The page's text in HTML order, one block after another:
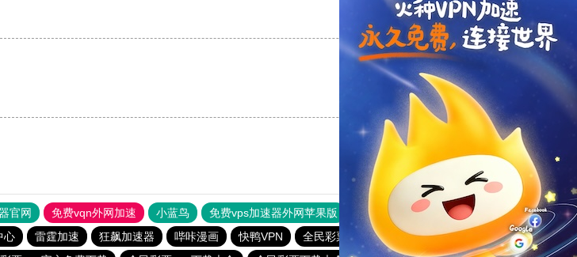
支持 [0] 反对 [0]
支持
官网 免费vqn外网加速 小蓝鸟 免费vps加速器外网苹果版 旋风加速度器
快连加速器
心 雷霆加速 狂飙加速器 哔咔漫画 快鸭VPN 全民彩票软件app下载
全民彩票安卓版